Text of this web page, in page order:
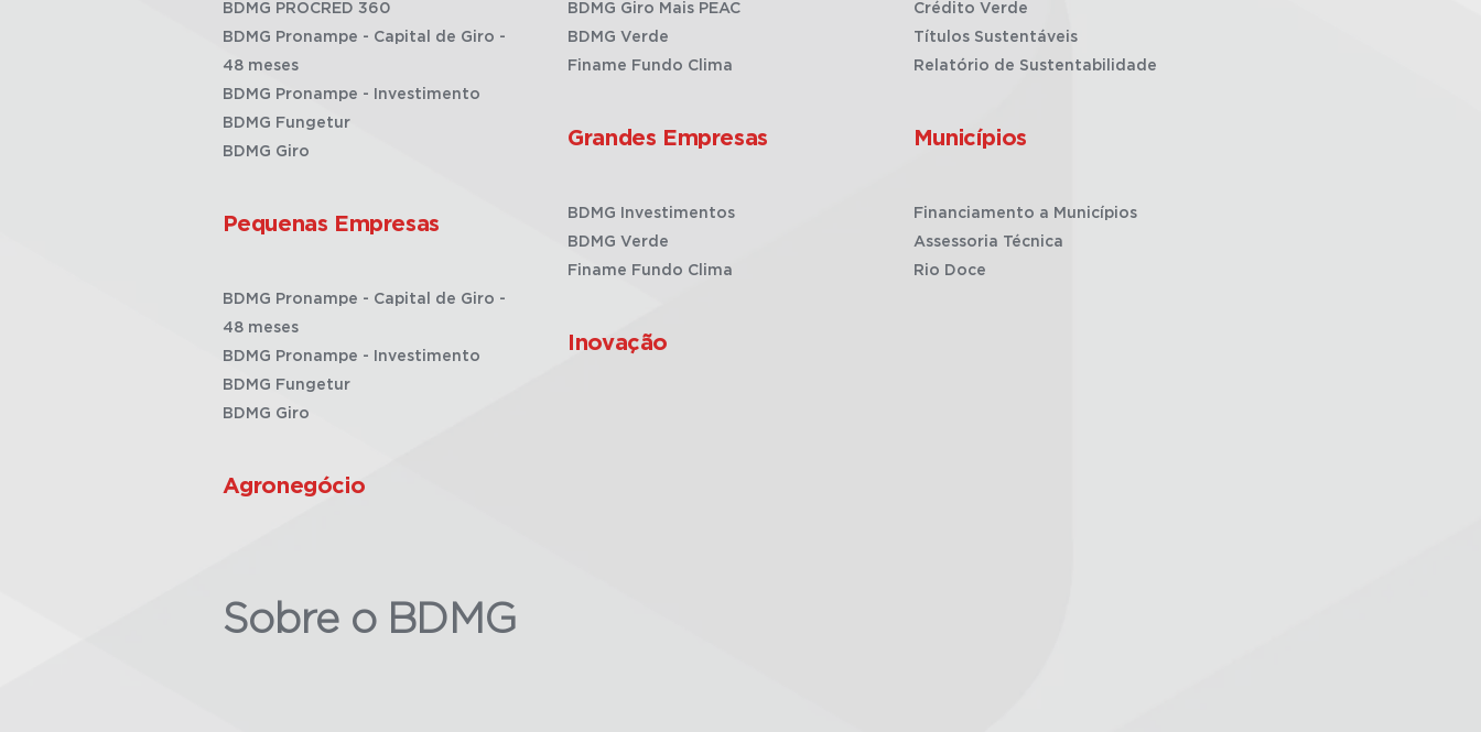
BDMG PROCRED 360
BDMG Pronampe - Capital de Giro -
48 meses
BDMG Pronampe - Investimento
BDMG Fungetur
BDMG Giro
Pequenas Empresas
BDMG Pronampe - Capital de Giro -
48 meses
BDMG Pronampe - Investimento
BDMG Fungetur
BDMG Giro
Agronegócio
BDMG Giro Mais PEAC
BDMG Verde
Finame Fundo Clima
Grandes Empresas
BDMG Investimentos
BDMG Verde
Finame Fundo Clima
Inovação
Crédito Verde
Títulos Sustentáveis
Relatório de Sustentabilidade
Municípios
Financiamento a Municípios
Assessoria Técnica
Rio Doce
Sobre o BDMG